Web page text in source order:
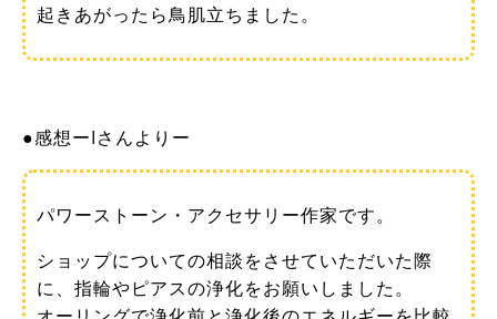
起きあがったら鳥肌立ちました。
●感想ーIさんよりー
パワーストーン・アクセサリー作家です。
ショップについての相談をさせていただいた際
に、指輪やピアスの浄化をお願いしました。